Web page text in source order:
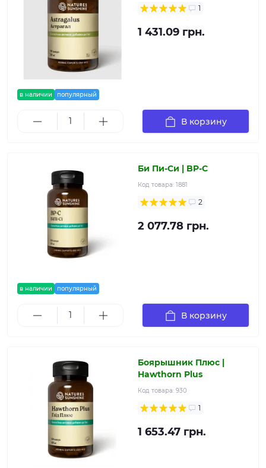
в наличии популярный
1
1 431.09 грн.
В корзину
в наличии популярный
Би Пи-Си | BP-C
Код товара: 1881
2
2 077.78 грн.
В корзину
Боярышник Плюс |
Hawthorn Plus
Код товара: 930
1
1 653.47 грн.